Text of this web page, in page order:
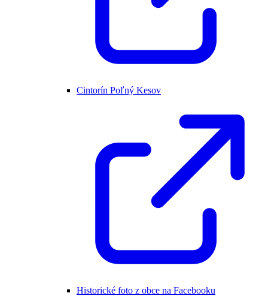
Cintorín Poľný Kesov
Historické foto z obce na Facebooku